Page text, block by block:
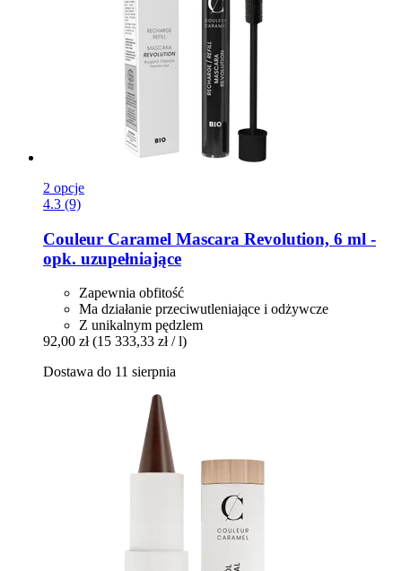
2 opcje
4.3 (9)
Couleur Caramel Mascara Revolution, 6 ml -​
opk. uzupełniające
Zapewnia obfitość
Ma działanie przeciwutleniające i odżywcze
Z unikalnym pędzlem
92,00 zł (15 333,33 zł / l)
Dostawa do 11 sierpnia